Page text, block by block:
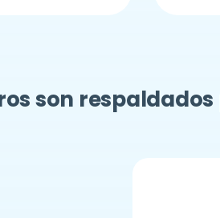
son respaldados